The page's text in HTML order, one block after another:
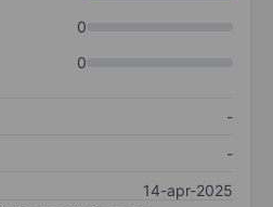
0
0
-
-
14-apr-2025